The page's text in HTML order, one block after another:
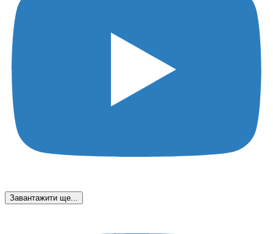
Завантажити ще...